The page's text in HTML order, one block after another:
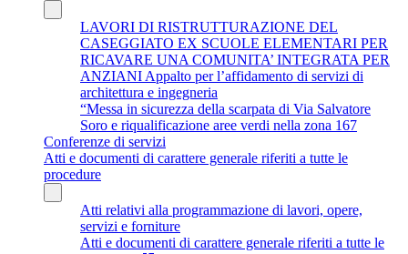
LAVORI DI RISTRUTTURAZIONE DEL
CASEGGIATO EX SCUOLE ELEMENTARI PER
RICAVARE UNA COMUNITA’ INTEGRATA PER
ANZIANI Appalto per l’affidamento di servizi di
architettura e ingegneria
“Messa in sicurezza della scarpata di Via Salvatore
Soro e riqualificazione aree verdi nella zona 167
Conferenze di servizi
Atti e documenti di carattere generale riferiti a tutte le
procedure
Atti relativi alla programmazione di lavori, opere,
servizi e forniture
Atti e documenti di carattere generale riferiti a tutte le